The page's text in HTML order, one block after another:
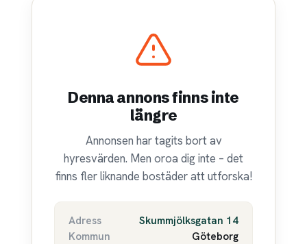
Denna annons finns inte
längre
Annonsen har tagits bort av
hyresvärden. Men oroa dig inte – det
finns fler liknande bostäder att utforska!
Adress
Skummjölksgatan 14
Kommun
Göteborg